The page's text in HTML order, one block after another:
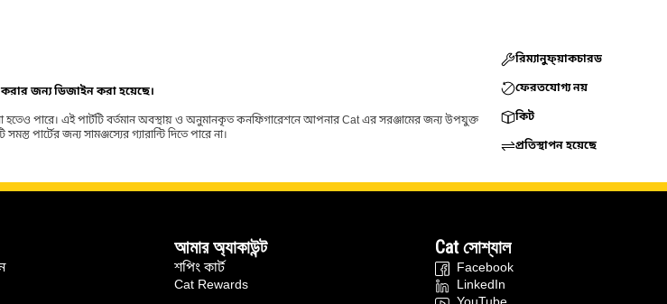
জন্য ডিজাইন করা হয়েছে।
হতেও পারে। এই পার্টটি বর্তমান অবস্থায় ও অনুমানকৃত কনফিগারেশনে আপনার Cat এর সরঞ্জামের জন্য উপযুক্ত
পার্টের জন্য সামঞ্জস্যের গ্যারান্টি দিতে পারে না।
রিম্যানুফ্য়াকচারড
ফেরতযোগ্য নয়
কিট
প্রতিস্থাপন হয়েছে
আমার অ্যাকাউন্ট
শপিং কার্ট
Cat Rewards
Cat সোশ্যাল
Facebook
LinkedIn